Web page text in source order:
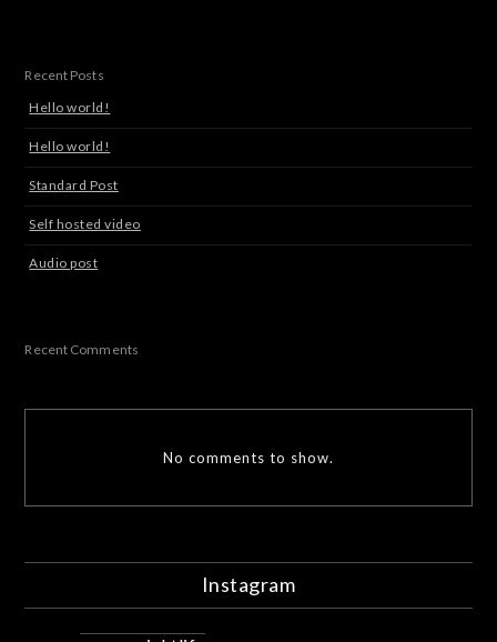
Recent Posts
Hello world!
Hello world!
Standard Post
Self hosted video
Audio post
Recent Comments
No comments to show.
Instagram